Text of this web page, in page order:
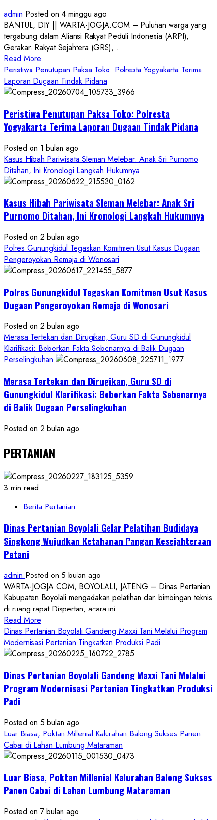
admin Posted on 4 minggu ago
BANTUL, DIY || WARTA-JOGJA.COM – Puluhan warga yang
tergabung dalam Aliansi Rakyat Peduli Indonesia (ARPI),
Gerakan Rakyat Sejahtera (GRS),...
Read More
more
about
Kasus
Anak
di
Aliansi
Janji
Kawal
Proses
Sampai
Tuntas
Peristiwa Penutupan Paksa Toko: Polresta Yogyakarta Terima
Laporan Dugaan Tindak Pidana
Peristiwa Penutupan Paksa Toko: Polresta
Yogyakarta Terima Laporan Dugaan Tindak Pidana
Posted on 1 bulan ago
Kasus Hibah Pariwisata Sleman Melebar: Anak Sri Purnomo
Ditahan, Ini Kronologi Langkah Hukumnya
Kasus Hibah Pariwisata Sleman Melebar: Anak Sri
Purnomo Ditahan, Ini Kronologi Langkah Hukumnya
Posted on 2 bulan ago
Polres Gunungkidul Tegaskan Komitmen Usut Kasus Dugaan
Pengeroyokan Remaja di Wonosari
Polres Gunungkidul Tegaskan Komitmen Usut Kasus
Dugaan Pengeroyokan Remaja di Wonosari
Posted on 2 bulan ago
Merasa Tertekan dan Dirugikan, Guru SD di Gunungkidul
Klarifikasi: Beberkan Fakta Sebenarnya di Balik Dugaan
Perselingkuhan
Merasa Tertekan dan Dirugikan, Guru SD di
Gunungkidul Klarifikasi: Beberkan Fakta Sebenarnya
di Balik Dugaan Perselingkuhan
Posted on 2 bulan ago
PERTANIAN
3 min read
Berita Pertanian
Dinas Pertanian Boyolali Gelar Pelatihan Budidaya
Singkong Wujudkan Ketahanan Pangan Kesejahteraan
Petani
admin Posted on 5 bulan ago
WARTA-JOGJA.COM, BOYOLALI, JATENG – Dinas Pertanian
Kabupaten Boyolali mengadakan pelatihan dan bimbingan teknis
di ruang rapat Dispertan, acara ini...
Read More
more
about
Dinas
Boyolali
Gelar
Singkong
Wujudkan
Ketahanan
Pangan
Petani
Dinas Pertanian Boyolali Gandeng Maxxi Tani Melalui Program
Modernisasi Pertanian Tingkatkan Produksi Padi
Dinas Pertanian Boyolali Gandeng Maxxi Tani Melalui
Program Modernisasi Pertanian Tingkatkan Produksi
Padi
Posted on 5 bulan ago
Luar Biasa, Poktan Millenial Kalurahan Balong Sukses Panen
Cabai di Lahan Lumbung Mataraman
Luar Biasa, Poktan Millenial Kalurahan Balong Sukses
Panen Cabai di Lahan Lumbung Mataraman
Posted on 7 bulan ago